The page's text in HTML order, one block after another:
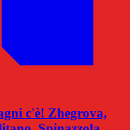
c'è! Zhegrova,